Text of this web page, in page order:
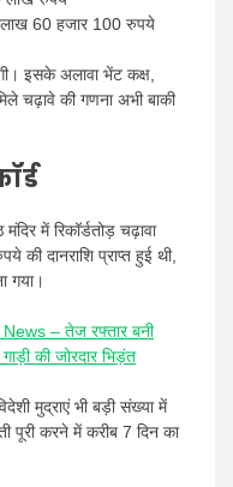
60 हजार 100 रुपये
इसके अलावा भेंट कक्ष,
चढ़ावे की गणना अभी बाकी
में रिकॉर्डतोड़ चढ़ावा
की दानराशि प्राप्त हुई थी,
गया।
– तेज रफ्तार बनी
की जोरदार भिड़ंत
मुद्राएं भी बड़ी संख्या में
पूरी करने में करीब 7 दिन का